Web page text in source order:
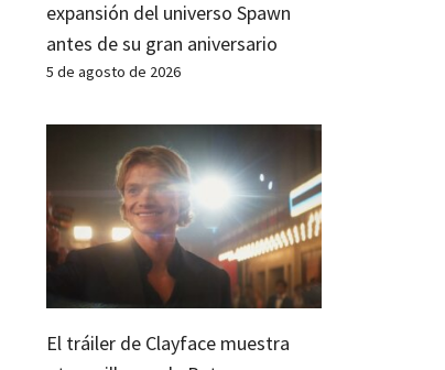
expansión del universo Spawn
antes de su gran aniversario
5 de agosto de 2026
El tráiler de Clayface muestra